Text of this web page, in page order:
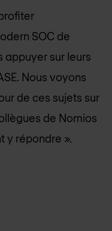
SOC de
appuyer sur leurs
Nous voyons
de ces sujets sur
de Nomios
y répondre ».